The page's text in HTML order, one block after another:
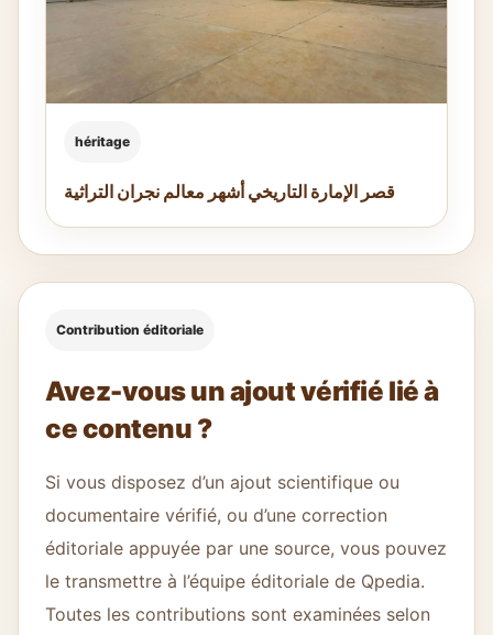
héritage
قصر الإمارة التاريخي أشهر معالم نجران التراثية
Contribution éditoriale
Avez-vous un ajout vérifié lié à
ce contenu ?
Si vous disposez d’un ajout scientifique ou
documentaire vérifié, ou d’une correction
éditoriale appuyée par une source, vous pouvez
le transmettre à l’équipe éditoriale de Qpedia.
Toutes les contributions sont examinées selon